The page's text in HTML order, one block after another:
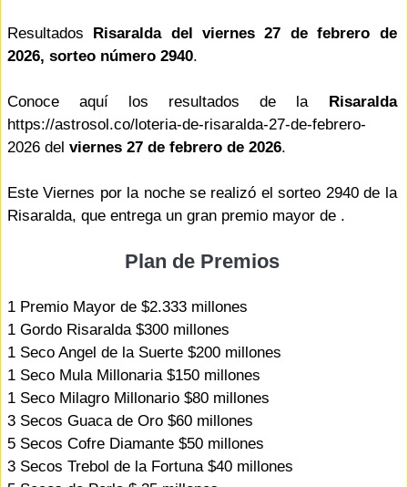
Resultados Risaralda del viernes 27 de febrero de
2026, sorteo número 2940.
Conoce aquí los resultados de la Risaralda
https://astrosol.co/loteria-de-risaralda-27-de-febrero-
2026 del viernes 27 de febrero de 2026.
Este Viernes por la noche se realizó el sorteo 2940 de la
Risaralda, que entrega un gran premio mayor de .
Plan de Premios
1 Premio Mayor de $2.333 millones
1 Gordo Risaralda $300 millones
1 Seco Angel de la Suerte $200 millones
1 Seco Mula Millonaria $150 millones
1 Seco Milagro Millonario $80 millones
3 Secos Guaca de Oro $60 millones
5 Secos Cofre Diamante $50 millones
3 Secos Trebol de la Fortuna $40 millones